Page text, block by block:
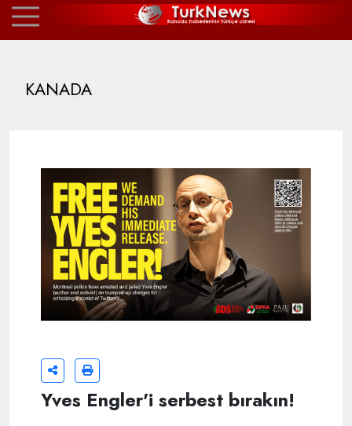
KANADA
Yves Engler'i serbest bırakın!